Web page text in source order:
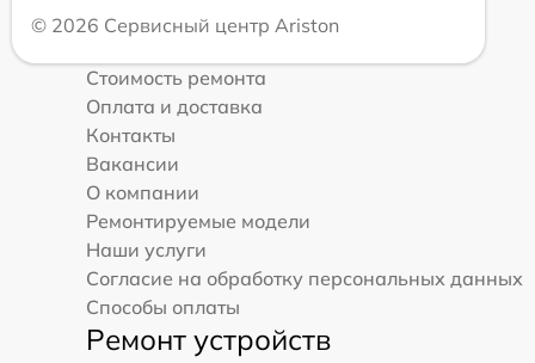
© 2026 Сервисный центр Ariston
Стоимость ремонта
Оплата и доставка
Контакты
Вакансии
О компании
Ремонтируемые модели
Наши услуги
Согласие на обработку персональных данных
Способы оплаты
Ремонт устройств